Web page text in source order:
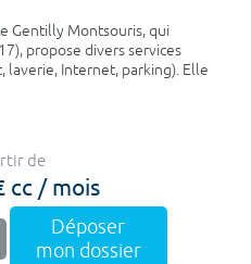
Gentilly Montsouris, qui
propose divers services
laverie, Internet, parking). Elle
de
cc / mois
Déposer
mon dossier